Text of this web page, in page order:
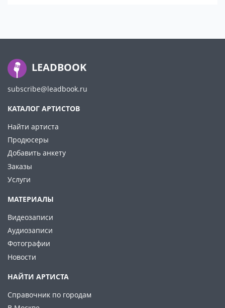
LEADBOOK
subscribe@leadbook.ru
КАТАЛОГ АРТИСТОВ
Найти артиста
Продюсеры
Добавить анкету
Заказы
Услуги
МАТЕРИАЛЫ
Видеозаписи
Аудиозаписи
Фотографии
Новости
НАЙТИ АРТИСТА
Справочник по городам